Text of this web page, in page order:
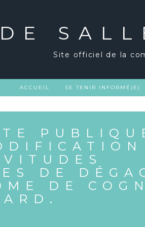
Site officiel de la
ACCUEIL SE TENIR INFORMÉ(E)
DE
DE